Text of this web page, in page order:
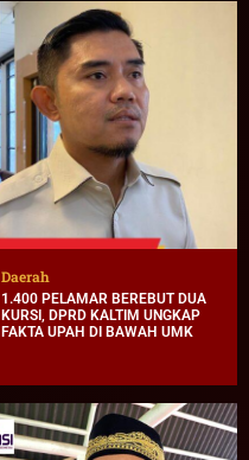
Daerah
1.400 PELAMAR BEREBUT DUA
KURSI, DPRD KALTIM UNGKAP
FAKTA UPAH DI BAWAH UMK